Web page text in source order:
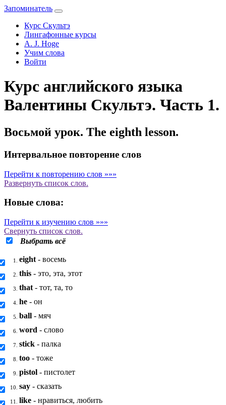
Запоминатель
Курс Скультэ
Лингафонные курсы
A. J. Hoge
Учим слова
Войти
Курс английского языка
Валентины Скультэ. Часть 1.
Восьмой урок. The eighth lesson.
Интервальное повторение слов
Перейти к повторению слов »»»
Развернуть список слов.
Новые слова:
Перейти к изучению слов »»»
Свернуть список слов.
Выбрать всё
1. eight - восемь
2. this - это, эта, этот
3. that - тот, та, то
4. he - он
5. ball - мяч
6. word - слово
7. stick - палка
8. too - тоже
9. pistol - пистолет
10. say - сказать
11. like - нравиться, любить